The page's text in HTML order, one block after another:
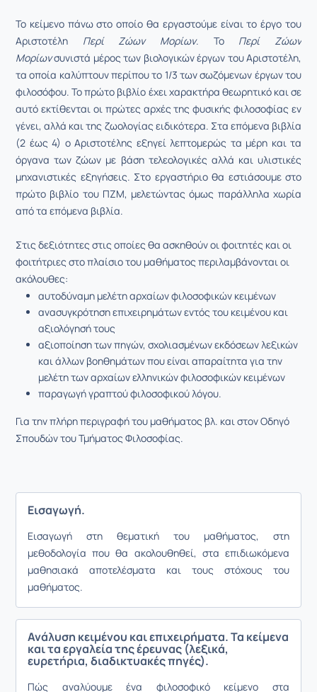
Το κείμενο πάνω στο οποίο θα εργαστούμε είναι το έργο του
Αριστοτέλη Περί Ζώων Μορίων. Το Περί Ζώων
Μορίωνσυνιστά μέρος των βιολογικών έργων του Αριστοτέλη,
τα οποία καλύπτουν περίπου το 1/3 των σωζόμενων έργων του
φιλοσόφου. Το πρώτο βιβλίο έχει χαρακτήρα θεωρητικό και σε
αυτό εκτίθενται οι πρώτες αρχές της φυσικής φιλοσοφίας εν
γένει, αλλά και της ζωολογίας ειδικότερα. Στα επόμενα βιβλία
(2 έως 4) ο Αριστοτέλης εξηγεί λεπτομερώς τα μέρη και τα
όργανα των ζώων με βάση τελεολογικές αλλά και υλιστικές
μηχανιστικές εξηγήσεις. Στο εργαστήριο θα εστιάσουμε στο
πρώτο βιβλίο του ΠΖΜ, μελετώντας όμως παράλληλα χωρία
από τα επόμενα βιβλία.
Στις δεξιότητες στις οποίες θα ασκηθούν οι φοιτητές και οι
φοιτήτριες στο πλαίσιο του μαθήματος περιλαμβάνονται οι
ακόλουθες:
αυτοδύναμη μελέτη αρχαίων φιλοσοφικών κειμένων
ανασυγκρότηση επιχειρημάτων εντός του κειμένου και
αξιολόγησή τους
αξιοποίηση των πηγών, σχολιασμένων εκδόσεων λεξικών
και άλλων βοηθημάτων που είναι απαραίτητα για την
μελέτη των αρχαίων ελληνικών φιλοσοφικών κειμένων
παραγωγή γραπτού φιλοσοφικού λόγου.
Για την πλήρη περιγραφή του μαθήματος βλ. και στον Οδηγό
Σπουδών του Τμήματος Φιλοσοφίας.
Εισαγωγή.
Εισαγωγή στη θεματική του μαθήματος, στη
μεθοδολογία που θα ακολουθηθεί, στα επιδιωκόμενα
μαθησιακά αποτελέσματα και τους στόχους του
μαθήματος.
Ανάλυση κειμένου και επιχειρήματα. Τα κείμενα
και τα εργαλεία της έρευνας (λεξικά,
ευρετήρια, διαδικτυακές πηγές).
Πώς αναλύουμε ένα φιλοσοφικό κείμενο στα